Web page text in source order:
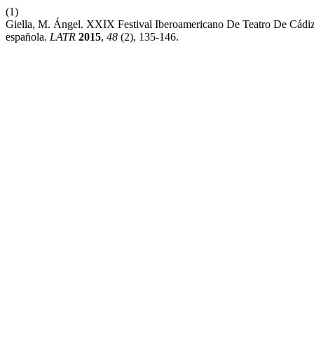
(1)
Giella, M. Ángel. XXIX Festival Iberoamericano De Teatro De
española. LATR 2015, 48 (2), 135-146.